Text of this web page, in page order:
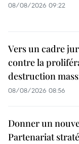
08/08/2026 09:22
Vers un cadre
contre la
destruction
08/08/2026 08:56
Donner un
Partenariat